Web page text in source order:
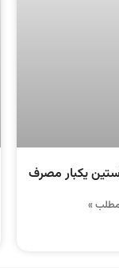
یکبار مصرف
مطلب »